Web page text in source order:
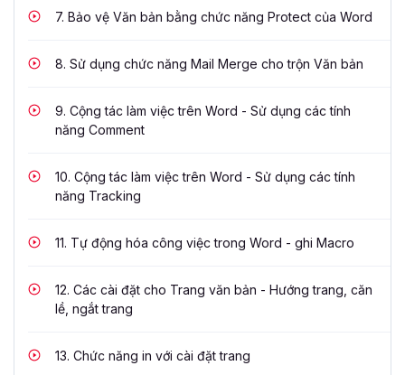
7. Bảo vệ Văn bản bằng chức năng Protect của Word
8. Sử dụng chức năng Mail Merge cho trộn Văn bản
9. Cộng tác làm việc trên Word - Sử dụng các tính
năng Comment
10. Cộng tác làm việc trên Word - Sử dụng các tính
năng Tracking
11. Tự động hóa công việc trong Word - ghi Macro
12. Các cài đặt cho Trang văn bản - Hướng trang, căn
lề, ngắt trang
13. Chức năng in với cài đặt trang